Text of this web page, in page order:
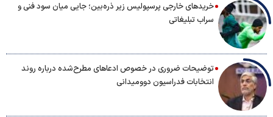
خریدهای خارجی پرسپولیس زیر ذره‌بین؛ جایی میان سود فنی و
سراب تبلیغاتی
توضیحات ضروری در خصوص ادعاهای مطرح‌شده درباره روند
انتخابات فدراسیون دوومیدانی